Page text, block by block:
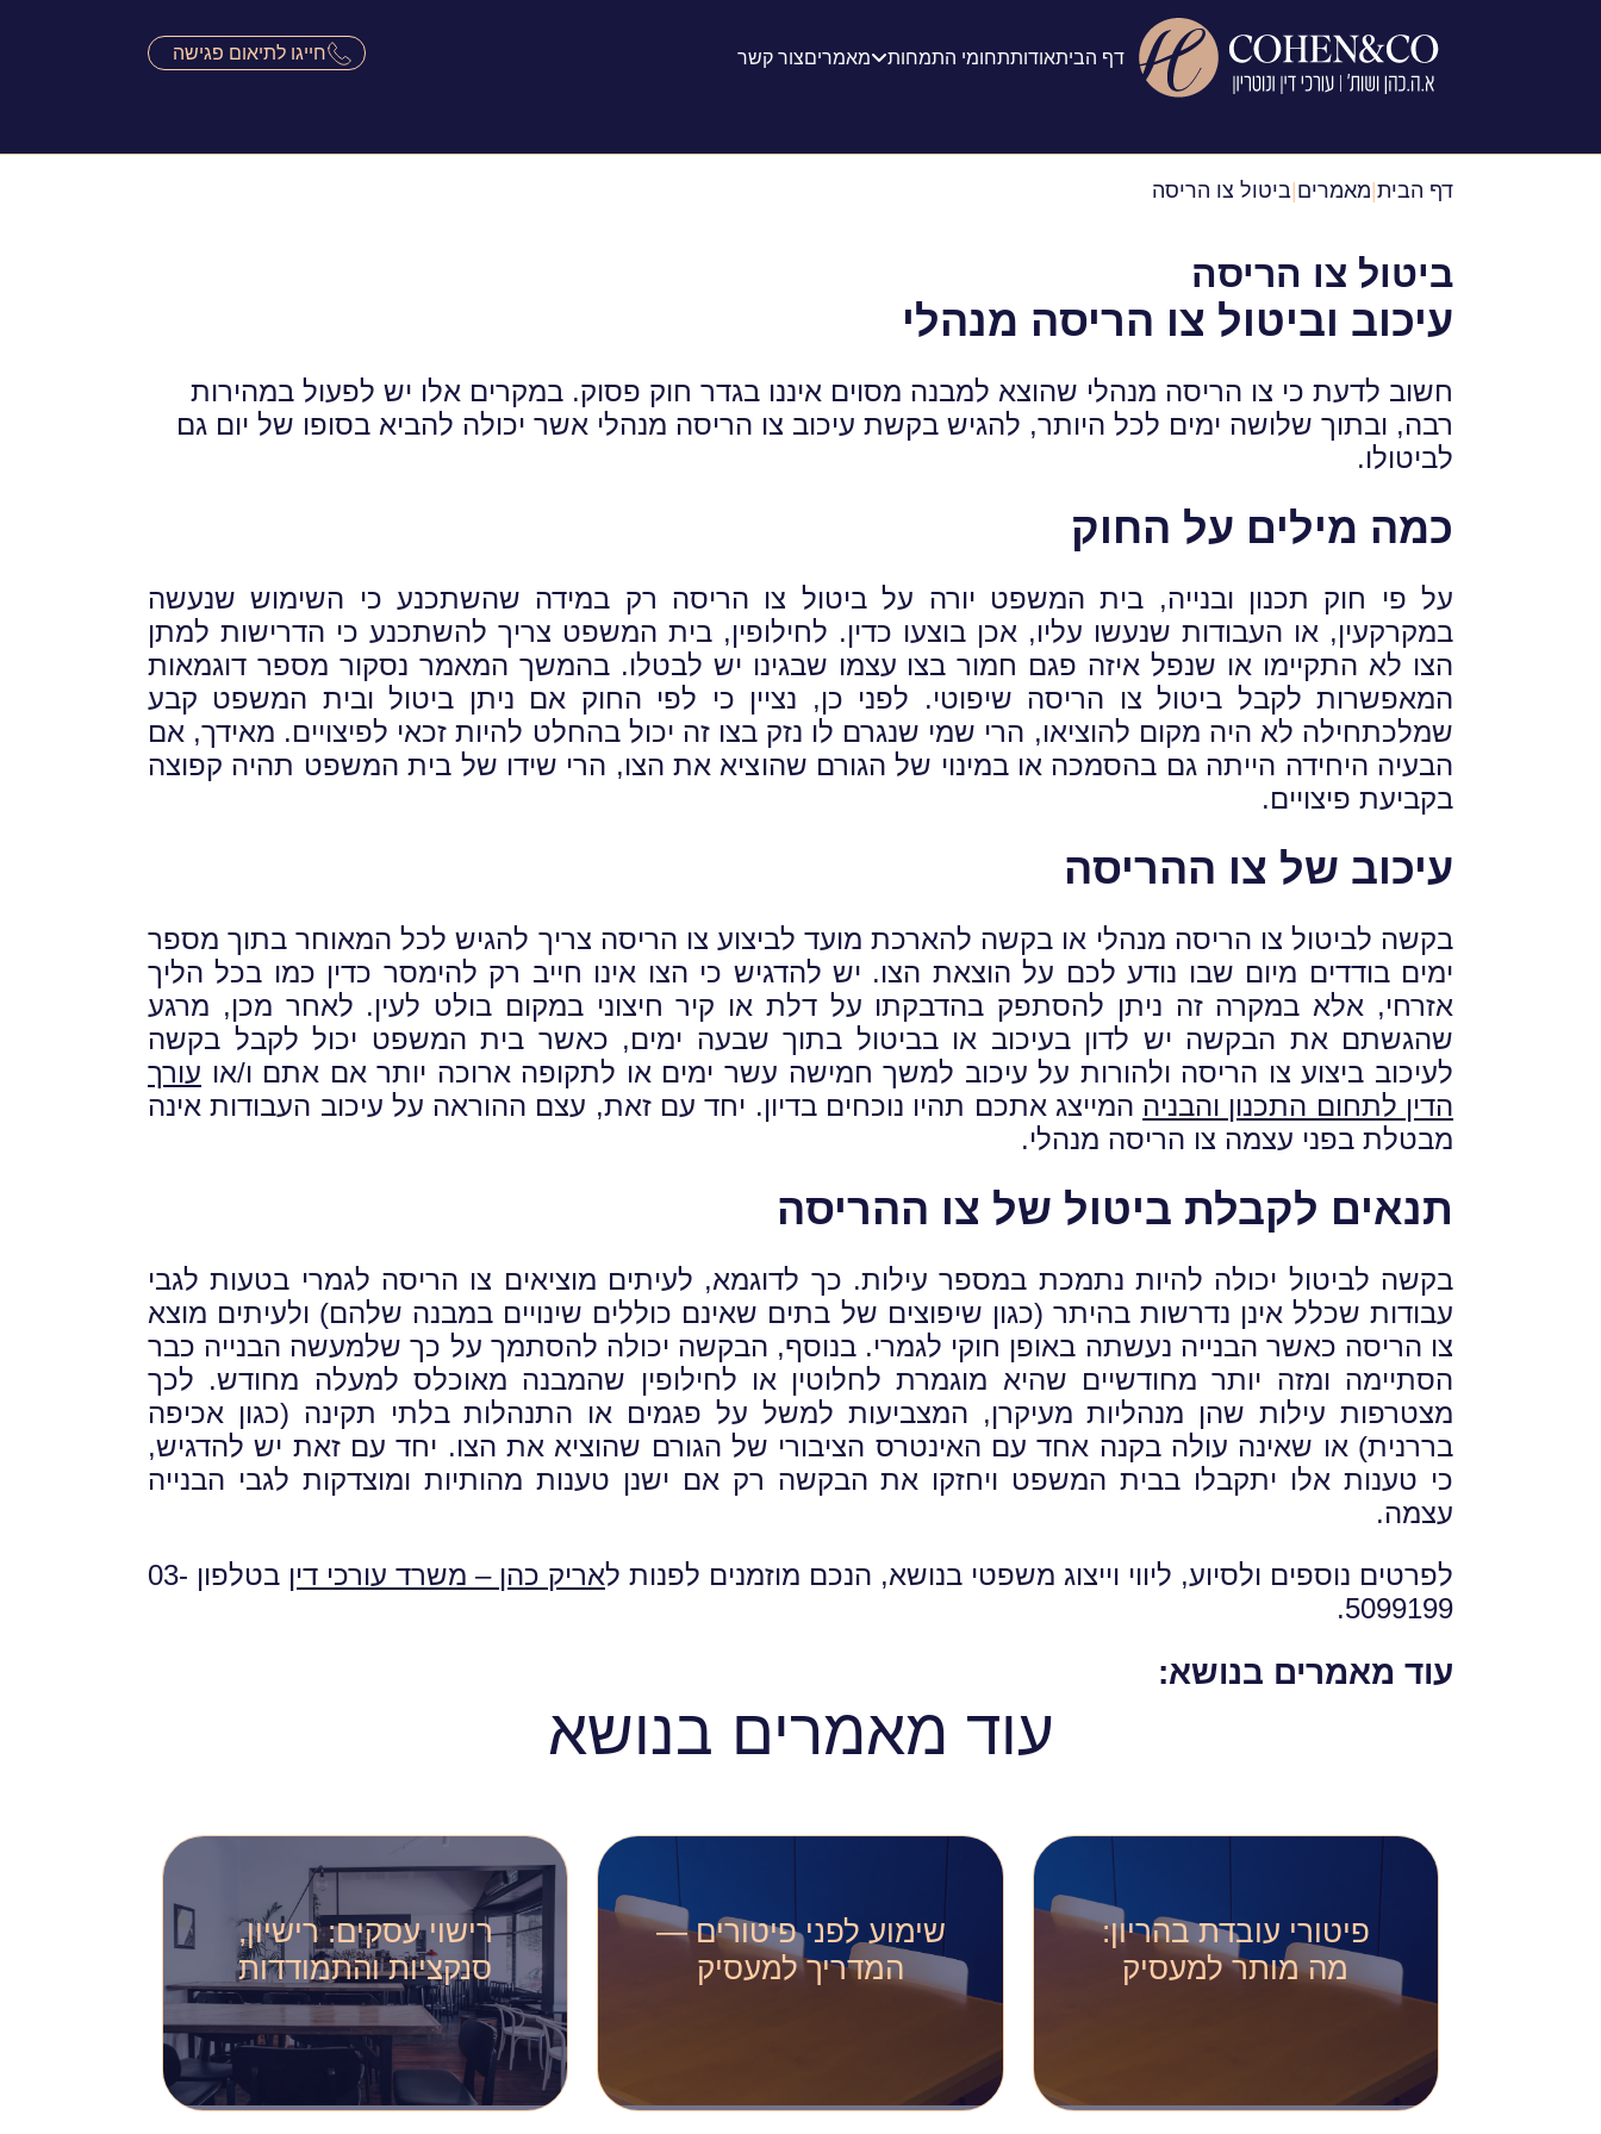
דף הביתאודותתחומי התמחות מאמריםצור קשר חייגו לתיאום פגישה
דף הבית מאמרים ביטול צו הריסה
ביטול צו הריסה
עיכוב וביטול צו הריסה מנהלי
חשוב לדעת כי צו הריסה מנהלי שהוצא למבנה מסוים איננו בגדר חוק פסוק. במקרים אלו יש לפעול במהירות
רבה, ובתוך שלושה ימים לכל היותר, להגיש בקשת עיכוב צו הריסה מנהלי אשר יכולה להביא בסופו של יום גם
לביטולו.
כמה מילים על החוק
על פי חוק תכנון ובנייה, בית המשפט יורה על ביטול צו הריסה רק במידה שהשתכנע כי השימוש שנעשה
במקרקעין, או העבודות שנעשו עליו, אכן בוצעו כדין. לחילופין, בית המשפט צריך להשתכנע כי הדרישות למתן
הצו לא התקיימו או שנפל איזה פגם חמור בצו עצמו שבגינו יש לבטלו. בהמשך המאמר נסקור מספר דוגמאות
המאפשרות לקבל ביטול צו הריסה שיפוטי. לפני כן, נציין כי לפי החוק אם ניתן ביטול ובית המשפט קבע
שמלכתחילה לא היה מקום להוציאו, הרי שמי שנגרם לו נזק בצו זה יכול בהחלט להיות זכאי לפיצויים. מאידך, אם
הבעיה היחידה הייתה גם בהסמכה או במינוי של הגורם שהוציא את הצו, הרי שידו של בית המשפט תהיה קפוצה
בקביעת פיצויים.
עיכוב של צו ההריסה
בקשה לביטול צו הריסה מנהלי או בקשה להארכת מועד לביצוע צו הריסה צריך להגיש לכל המאוחר בתוך מספר
ימים בודדים מיום שבו נודע לכם על הוצאת הצו. יש להדגיש כי הצו אינו חייב רק להימסר כדין כמו בכל הליך
אזרחי, אלא במקרה זה ניתן להסתפק בהדבקתו על דלת או קיר חיצוני במקום בולט לעין. לאחר מכן, מרגע
שהגשתם את הבקשה יש לדון בעיכוב או בביטול בתוך שבעה ימים, כאשר בית המשפט יכול לקבל בקשה
לעיכוב ביצוע צו הריסה ולהורות על עיכוב למשך חמישה עשר ימים או לתקופה ארוכה יותר אם אתם ו/או עורך
הדין לתחום התכנון והבניה המייצג אתכם תהיו נוכחים בדיון. יחד עם זאת, עצם ההוראה על עיכוב העבודות אינה
מבטלת בפני עצמה צו הריסה מנהלי.
תנאים לקבלת ביטול של צו ההריסה
בקשה לביטול יכולה להיות נתמכת במספר עילות. כך לדוגמא, לעיתים מוציאים צו הריסה לגמרי בטעות לגבי
עבודות שכלל אינן נדרשות בהיתר (כגון שיפוצים של בתים שאינם כוללים שינויים במבנה שלהם) ולעיתים מוצא
צו הריסה כאשר הבנייה נעשתה באופן חוקי לגמרי. בנוסף, הבקשה יכולה להסתמך על כך שלמעשה הבנייה כבר
הסתיימה ומזה יותר מחודשיים שהיא מוגמרת לחלוטין או לחילופין שהמבנה מאוכלס למעלה מחודש. לכך
מצטרפות עילות שהן מנהליות מעיקרן, המצביעות למשל על פגמים או התנהלות בלתי תקינה (כגון אכיפה
בררנית) או שאינה עולה בקנה אחד עם האינטרס הציבורי של הגורם שהוציא את הצו. יחד עם זאת יש להדגיש,
כי טענות אלו יתקבלו בבית המשפט ויחזקו את הבקשה רק אם ישנן טענות מהותיות ומוצדקות לגבי הבנייה
עצמה.
לפרטים נוספים ולסיוע, ליווי וייצוג משפטי בנושא, הנכם מוזמנים לפנות לאריק כהן – משרד עורכי דין
בטלפון 03-
5099199.
עוד מאמרים בנושא:
עוד מאמרים בנושא
פיטורי עובדת בהריון:
מה מותר למעסיק
בדיני העבודה בישראל.
שימוע לפני פיטורים —
המדריך למעסיק
המרכזיות בדיני העבודה
רישוי עסקים: רישיון,
סנקציות והתמודדות
רישוי עסקים הוא תחום
שבו עסקים מגלים מאוחר
מדי עד כמה החוק נוקשה.